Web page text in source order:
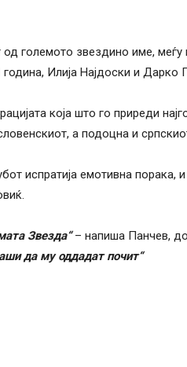
големото звездино име, меѓу
Илија Најдоски и Дарко
која што го приреди
а подоцна и
испратија емотивна порака, и
Звезда“– напиша Панчев,
да му оддадат почит“